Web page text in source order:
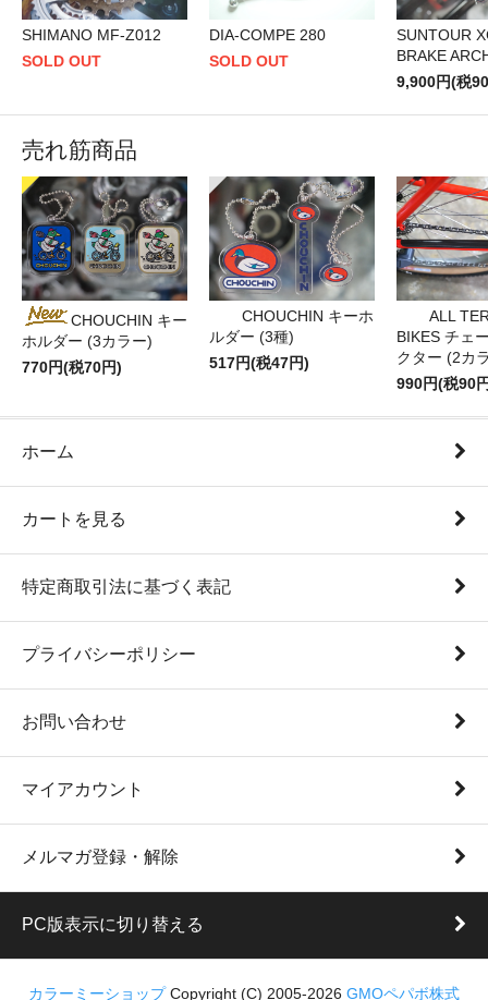
SHIMANO MF-Z012
SOLD OUT
DIA-COMPE 280
SOLD OUT
SUNTOUR
BRAKE
9,900円(税
売れ筋商品
CHOUCHIN キー
ホルダー (3カラー)
770円(税70円)
CHOUCHIN キーホ
ルダー (3種)
517円(税47円)
ALL
BIKES チェ
クター (2カ
990円(税90
ホーム
カートを見る
特定商取引法に基づく表記
プライバシーポリシー
お問い合わせ
マイアカウント
メルマガ登録・解除
PC版表示に切り替える
カラーミーショップCopyright (C) 2005-2026 GMOペパボ株式